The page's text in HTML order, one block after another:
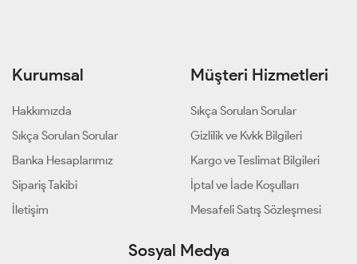
Kurumsal
Hakkımızda
Sıkça Sorulan Sorular
Banka Hesaplarımız
Sipariş Takibi
İletişim
Müşteri Hizmetleri
Sıkça Sorulan Sorular
Gizlilik ve Kvkk Bilgileri
Kargo ve Teslimat Bilgileri
İptal ve İade Koşulları
Mesafeli Satış Sözleşmesi
Sosyal Medya